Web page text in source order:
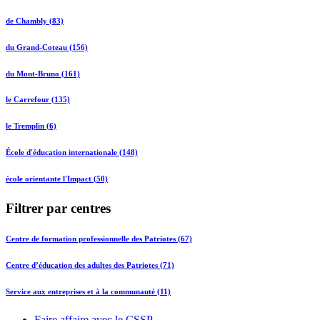
de Chambly (83)
du Grand-Coteau (156)
du Mont-Bruno (161)
le Carrefour (135)
le Tremplin (6)
École d'éducation internationale (148)
école orientante l'Impact (50)
Filtrer par centres
Centre de formation professionnelle des Patriotes (67)
Centre d’éducation des adultes des Patriotes (71)
Service aux entreprises et à la communauté (11)